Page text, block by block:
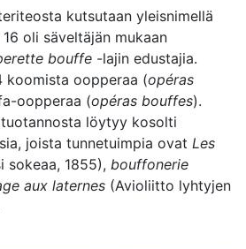
kutsutaan yleisnimellä
oli säveltäjän mukaan
bouffe -lajin edustajia.
koomista oopperaa (opéras
oopperaa (opéras bouffes).
löytyy kosolti
joista tunnetuimpia ovat Les
sokeaa, 1855), bouffonerie
aux laternes (Avioliitto lyhtyjen